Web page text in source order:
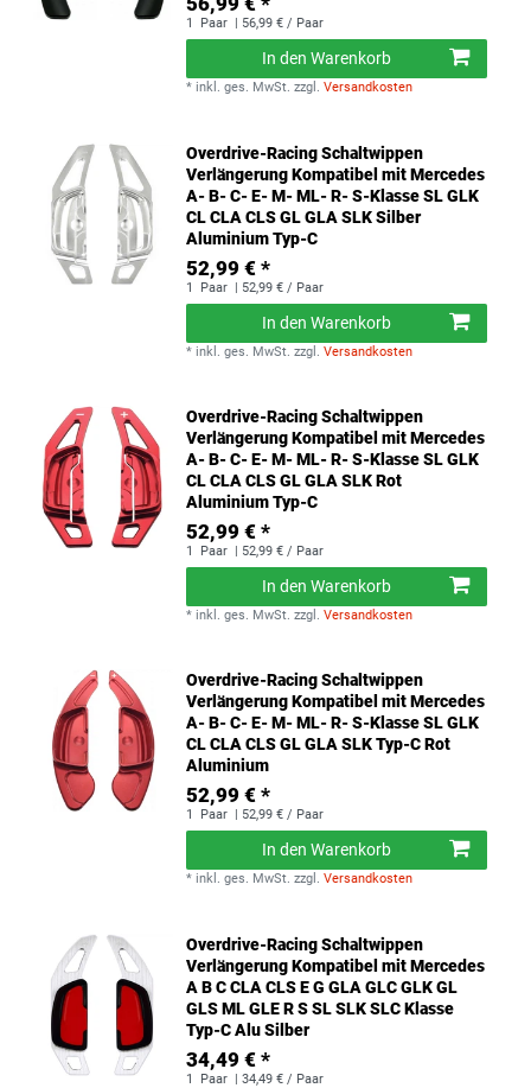
1 Paar | 56,99 € / Paar
In den Warenkorb
* inkl. ges. MwSt. zzgl.Versandkosten
Overdrive-Racing Schaltwippen
Verlängerung Kompatibel mit Mercedes
A- B- C- E- M- ML- R- S-Klasse SL GLK
CL CLA CLS GL GLA SLK Silber
Aluminium Typ-C
52,99 € *
1 Paar | 52,99 € / Paar
In den Warenkorb
* inkl. ges. MwSt. zzgl.Versandkosten
Overdrive-Racing Schaltwippen
Verlängerung Kompatibel mit Mercedes
A- B- C- E- M- ML- R- S-Klasse SL GLK
CL CLA CLS GL GLA SLK Rot
Aluminium Typ-C
52,99 € *
1 Paar | 52,99 € / Paar
In den Warenkorb
* inkl. ges. MwSt. zzgl.Versandkosten
Overdrive-Racing Schaltwippen
Verlängerung Kompatibel mit Mercedes
A- B- C- E- M- ML- R- S-Klasse SL GLK
CL CLA CLS GL GLA SLK Typ-C Rot
Aluminium
52,99 € *
1 Paar | 52,99 € / Paar
In den Warenkorb
* inkl. ges. MwSt. zzgl.Versandkosten
Overdrive-Racing Schaltwippen
Verlängerung Kompatibel mit Mercedes
A B C CLA CLS E G GLA GLC GLK GL
GLS ML GLE R S SL SLK SLC Klasse
Typ-C Alu Silber
34,49 € *
1 Paar | 34,49 € / Paar